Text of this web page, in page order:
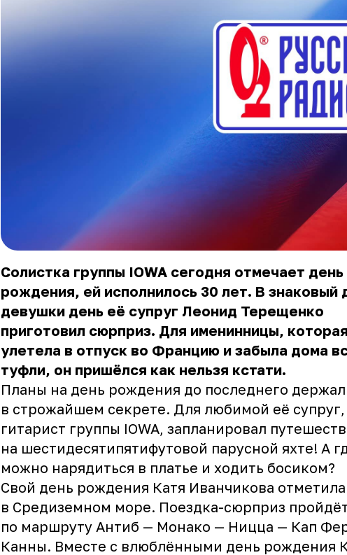
Солистка группы IOWA сегодня отмечает день
рождения, ей исполнилось 30 лет. В знаковый
девушки день её супруг Леонид Терещенко
приготовил сюрприз. Для именинницы,
улетела в отпуск во Францию и забыла дома
туфли, он пришёлся как нельзя кстати.
Планы на день рождения до последнего
в строжайшем секрете. Для любимой её супруг,
гитарист группы IOWA, запланировал
на шестидесятипятифутовой парусной яхте! А
можно нарядиться в платье и ходить босиком?
Свой день рождения Катя Иванчикова отметила
в Средиземном море. Поездка-сюрприз
по маршруту Антиб — Монако — Ницца — Кап
Канны. Вместе с влюблёнными день рождения